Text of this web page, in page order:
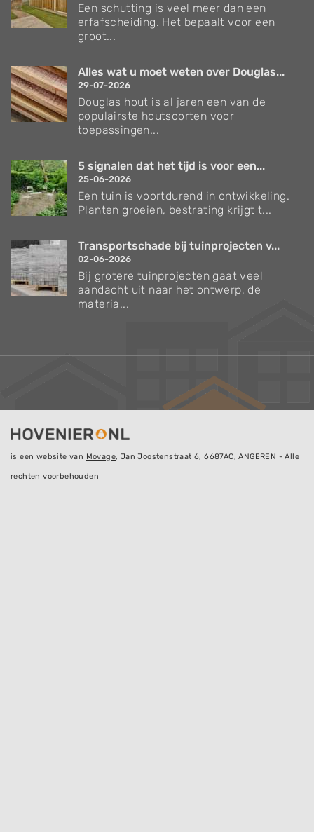
Een schutting is veel meer dan een
erfafscheiding. Het bepaalt voor een
groot...
Alles wat u moet weten over Douglas...
29-07-2026
Douglas hout is al jaren een van de
populairste houtsoorten voor
toepassingen...
5 signalen dat het tijd is voor een...
25-06-2026
Een tuin is voortdurend in ontwikkeling.
Planten groeien, bestrating krijgt t...
Transportschade bij tuinprojecten v...
02-06-2026
Bij grotere tuinprojecten gaat veel
aandacht uit naar het ontwerp, de
materia...
is een website van Movage, Jan Joostenstraat 6, 6687AC, ANGEREN - Alle
rechten voorbehouden